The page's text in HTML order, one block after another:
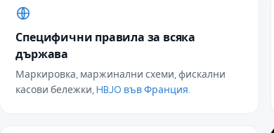
Специфични правила за всяка
държава
Маркировка, маржинални схеми, фискални
касови бележки,HBJO във Франция.